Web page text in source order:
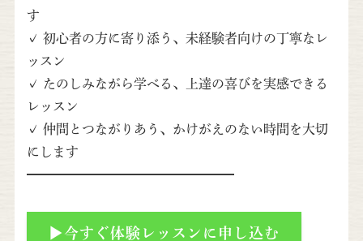
す
✓ 初心者の方に寄り添う、未経験者向けの丁寧なレ
ッスン
✓ たのしみながら学べる、上達の喜びを実感できる
レッスン
✓ 仲間とつながりあう、かけがえのない時間を大切
にします
━━━━━━━━━━━━━━━━
▶今すぐ体験レッスンに申し込む